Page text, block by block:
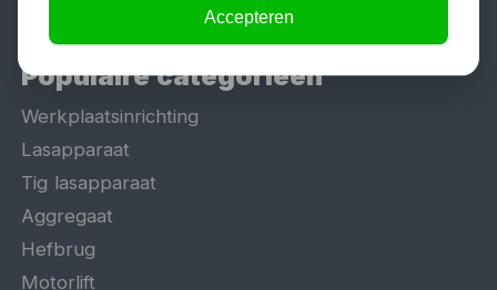
Populaire categorieën
Werkplaatsinrichting
Lasapparaat
Tig lasapparaat
Aggregaat
Hefbrug
Motorlift
Accepteren